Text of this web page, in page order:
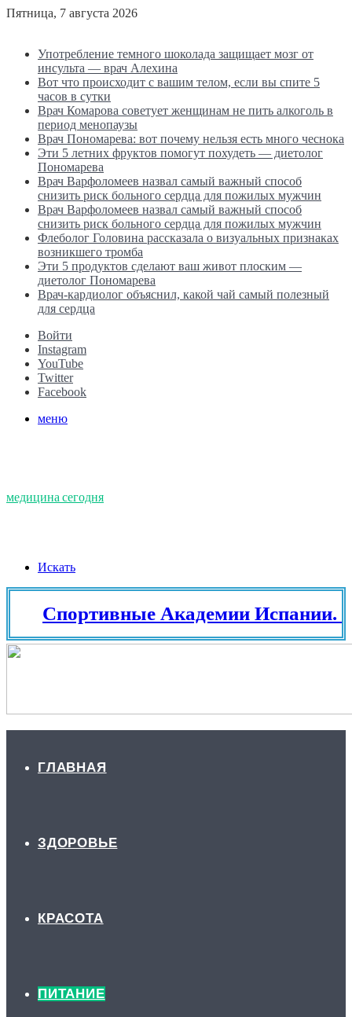
Пятница, 7 августа 2026
Употребление темного шоколада защищает мозг от
инсульта — врач Алехина
Вот что происходит с вашим телом, если вы спите 5
часов в сутки
Врач Комарова советует женщинам не пить алкоголь в
период менопаузы
Врач Пономарева: вот почему нельзя есть много чеснока
Эти 5 летних фруктов помогут похудеть — диетолог
Пономарева
Врач Варфоломеев назвал самый важный способ
снизить риск больного сердца для пожилых мужчин
Врач Варфоломеев назвал самый важный способ
снизить риск больного сердца для пожилых мужчин
Флеболог Головина рассказала о визуальных признаках
возникшего тромба
Эти 5 продуктов сделают ваш живот плоским —
диетолог Пономарева
Врач-кардиолог объяснил, какой чай самый полезный
для сердца
Войти
Instagram
YouTube
Twitter
Facebook
меню
медицина сегодня
Искать
Академии Испании.
ГЛАВНАЯ
ЗДОРОВЬЕ
КРАСОТА
ПИТАНИЕ